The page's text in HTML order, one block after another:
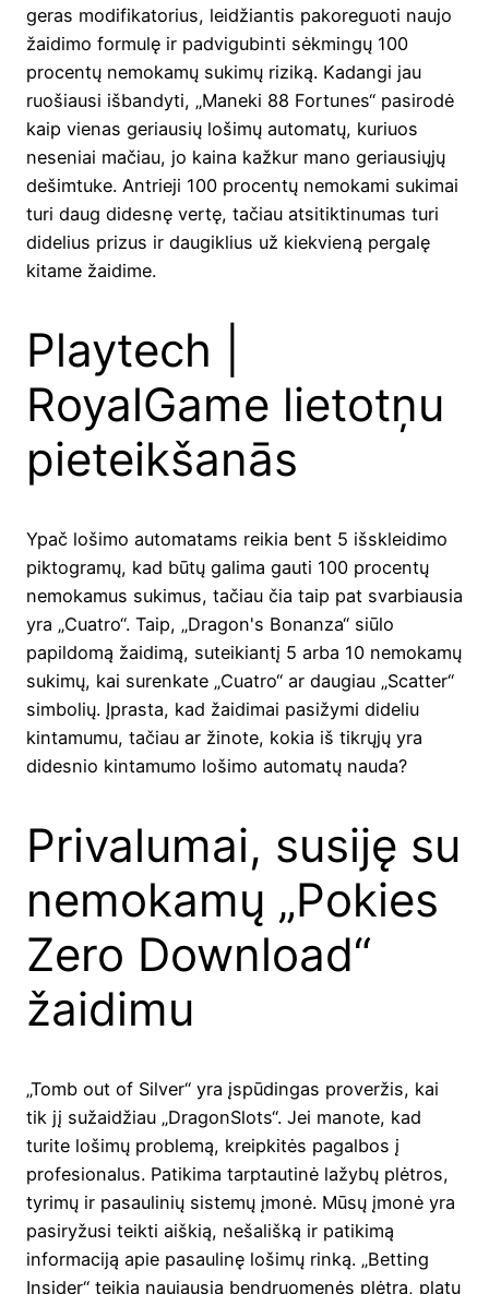
geras modifikatorius, leidžiantis pakoreguoti naujo
žaidimo formulę ir padvigubinti sėkmingų 100
procentų nemokamų sukimų riziką. Kadangi jau
ruošiausi išbandyti, „Maneki 88 Fortunes“ pasirodė
kaip vienas geriausių lošimų automatų, kuriuos
neseniai mačiau, jo kaina kažkur mano geriausiųjų
dešimtuke. Antrieji 100 procentų nemokami sukimai
turi daug didesnę vertę, tačiau atsitiktinumas turi
didelius prizus ir daugiklius už kiekvieną pergalę
kitame žaidime.
Playtech |
RoyalGame lietotņu
pieteikšanās
Ypač lošimo automatams reikia bent 5 išskleidimo
piktogramų, kad būtų galima gauti 100 procentų
nemokamus sukimus, tačiau čia taip pat svarbiausia
yra „Cuatro“. Taip, „Dragon's Bonanza“ siūlo
papildomą žaidimą, suteikiantį 5 ​​arba 10 nemokamų
sukimų, kai surenkate „Cuatro“ ar daugiau „Scatter“
simbolių. Įprasta, kad žaidimai pasižymi dideliu
kintamumu, tačiau ar žinote, kokia iš tikrųjų yra
didesnio kintamumo lošimo automatų nauda?
Privalumai, susiję su
nemokamų „Pokies
Zero Download“
žaidimu
„Tomb out of Silver“ yra įspūdingas proveržis, kai
tik jį sužaidžiau „DragonSlots“. Jei manote, kad
turite lošimų problemą, kreipkitės pagalbos į
profesionalus. Patikima tarptautinė lažybų plėtros,
tyrimų ir pasaulinių sistemų įmonė. Mūsų įmonė yra
pasiryžusi teikti aiškią, nešališką ir patikimą
informaciją apie pasaulinę lošimų rinką. „Betting
Insider“ teikia naujausią bendruomenės plėtrą, platų